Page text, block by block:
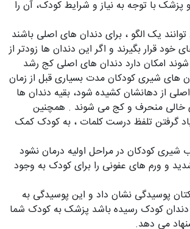
پزشک با توجه به نیاز و شرایط کودک، آن را
یک الگو ، برای دندان های اصلی باشند
خود قرار بگیرند و اگر این دندان ها زودتر از
امکان دارد دندان های اصلی کج رشد
های شیری کودکان مدت بسیاری قبل از زمان
از دهانشان کشیده شود، بقیه دندان ها
منحرف و کج می شوند . همچنین
گرفتن تلفظ درست کلمات ، به کودک کمک
شیری کودکان در مراحل اولیه درمان نشود
و ورم های عفونی را برای کودک به وجود
پوسیدگی نشان داد و این پوسیدگی به
کودک رسیده باشد پزشک به کودک شما
می دهد.